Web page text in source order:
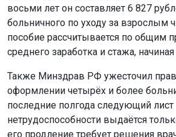
восьми лет он составляет 6 827
больничного по уходу за взрослым
пособие рассчитывается по общим
среднего заработка и стажа,
Также Минздрав РФ ужесточил
оформлении четырёх и более
последние полгода следующий лист
нетрудоспособности выдаётся
его продление требует решения